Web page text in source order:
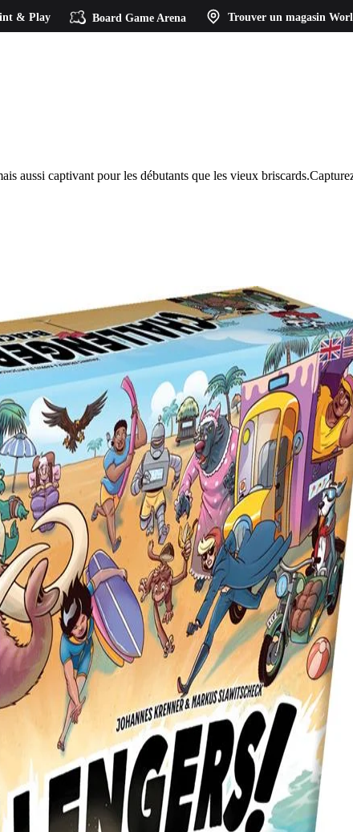
& Play Board Game Arena Trouver un magasin
aussi captivant pour les débutants que les vieux